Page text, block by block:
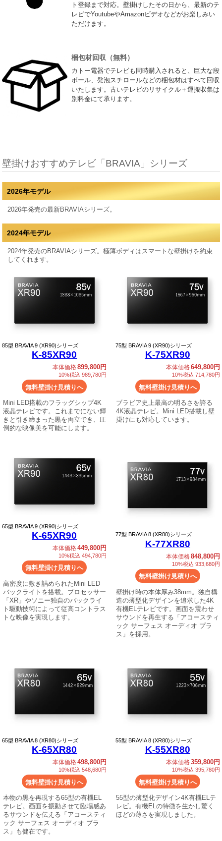
ト登録まで対応。壁掛けしたその日から、最新のテ
レビでYoutubeやAmazonビデオなどがお楽しみい
ただけます。
梱包材回収（無料）
カトー電器でテレビも同時購入されると、巨大な段
ボール、発泡スチロールなどの梱包材はすべて回収
いたします。古いテレビのリサイクル＋運搬収集は
別料金にて承ります。
壁掛けおすすめテレビ「BRAVIA」シリーズ
2026年モデル
2026年発売の最新BRAVIAシリーズ。
2024年モデル
2024年発売のBRAVIAシリーズ。極薄ボディはスマートな壁掛けを約束
してくれます。
85型 BRAVIA 9 (XR90)シリーズ
K-85XR90
本体価格899,800円
10%税込 989,780円
無料壁掛け見積りへ
Mini LED搭載のフラッグシップ4K
液晶テレビです。これまでにない輝
きと引き締まった黒を両立でき、圧
倒的な映像美を可能にします。
75型 BRAVIA 9 (XR90)シリーズ
K-75XR90
本体価格649,800円
10%税込 714,780円
無料壁掛け見積りへ
ブラビア史上最高の明るさを誇る
4K液晶テレビ。Mini LED搭載し壁
掛けにも対応しています。
65型 BRAVIA 9 (XR90)シリーズ
K-65XR90
本体価格449,800円
10%税込 494,780円
無料壁掛け見積りへ
高密度に敷き詰められたMini LED
バックライトを搭載。プロセッサー
「XR」やソニー独自のバックライ
ト駆動技術によって従高コントラス
トな映像を実現します。
77型 BRAVIA 8 (XR80)シリーズ
K-77XR80
本体価格848,800円
10%税込 933,680円
無料壁掛け見積りへ
壁掛け時の本体厚み38mm。独自構
造の薄型化デザインを追求した4K
有機ELテレビです。画面を震わせ
サウンドを再生する「アコースティ
ック サーフェス オーディオ プラ
ス」を採用。
65型 BRAVIA 8 (XR80)シリーズ
K-65XR80
本体価格498,800円
10%税込 548,680円
無料壁掛け見積りへ
本物の黒を再現する65型の有機EL
テレビ。画面を振動させて臨場感あ
るサウンドを伝える「アコースティ
ック サーフェス オーディオ プラ
ス」も健在です。
55型 BRAVIA 8 (XR80)シリーズ
K-55XR80
本体価格359,800円
10%税込 395,780円
無料壁掛け見積りへ
55型の薄型化デザイン4K有機ELテ
レビ。有機ELの特徴を生かし驚く
ほどの薄さを実現しました。